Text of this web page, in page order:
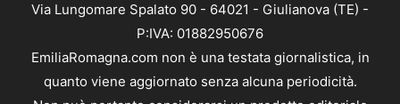
Via Lungomare Spalato 90 - 64021 - Giulianova (TE) -
P:IVA: 01882950676
EmiliaRomagna.com non è una testata giornalistica, in
quanto viene aggiornato senza alcuna periodicità.